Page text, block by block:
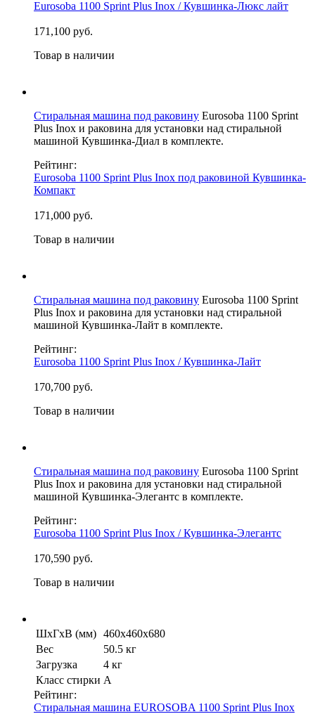
Eurosoba 1100 Sprint Plus Inox / Кувшинка-Люкс лайт
171,100 руб.
Товар в наличии
Стиральная машина под раковину Eurosoba 1100 Sprint
Plus Inox и раковина для установки над стиральной
машиной Кувшинка-Диал в комплекте.
Рейтинг:
Eurosoba 1100 Sprint Plus Inox под раковиной Кувшинка-
Компакт
171,000 руб.
Товар в наличии
Стиральная машина под раковину Eurosoba 1100 Sprint
Plus Inox и раковина для установки над стиральной
машиной Кувшинка-Лайт в комплекте.
Рейтинг:
Eurosoba 1100 Sprint Plus Inox / Кувшинка-Лайт
170,700 руб.
Товар в наличии
Стиральная машина под раковину Eurosoba 1100 Sprint
Plus Inox и раковина для установки над стиральной
машиной Кувшинка-Элегантс в комплекте.
Рейтинг:
Eurosoba 1100 Sprint Plus Inox / Кувшинка-Элегантс
170,590 руб.
Товар в наличии
ШхГхВ (мм) 460x460x680
Вес
50.5 кг
Загрузка
4 кг
Класс стирки А
Рейтинг:
Стиральная машина EUROSOBA 1100 Sprint Plus Inox